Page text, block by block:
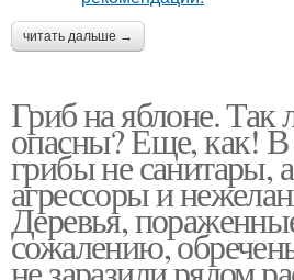
читать дальше →
Гриб на яблоне. Так
опасны? Еще, как! В
грибы не санитары,
агрессоры и
Деревья,
сожалению,